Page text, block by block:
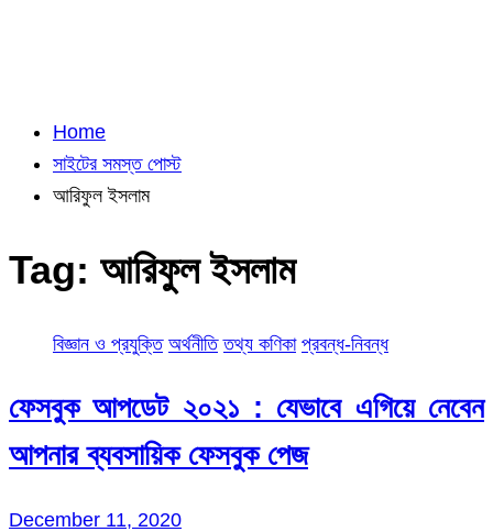
Home
সাইটের সমস্ত পোস্ট
আরিফুল ইসলাম
Tag: আরিফুল ইসলাম
বিজ্ঞান ও প্রযুক্তি অর্থনীতি তথ্য কণিকা প্রবন্ধ-নিবন্ধ
ফেসবুক আপডেট ২০২১ : যেভাবে এগিয়ে নেবেন
আপনার ব্যবসায়িক ফেসবুক পেজ
December 11, 2020